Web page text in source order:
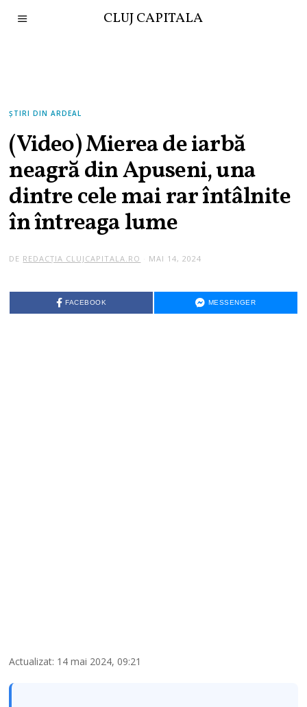
CLUJ CAPITALA
ȘTIRI DIN ARDEAL
(Video) Mierea de iarbă
neagră din Apuseni, una
dintre cele mai rar întâlnite
în întreaga lume
DE REDACȚIA CLUJCAPITALA.RO MAI 14, 2024
FACEBOOK MESSENGER
Actualizat: 14 mai 2024, 09:21